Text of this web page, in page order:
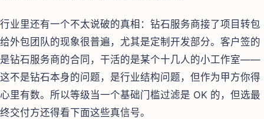
行业里还有一个不太说破的真相：钻石服务商接了项目转包
给外包团队的现象很普遍，尤其是定制开发部分。客户签的
是钻石服务商的合同，干活的是某个十几人的小工作室——
这不是钻石本身的问题，是行业结构问题，但作为甲方你得
心里有数。所以等级当一个基础门槛过滤是 OK 的，但选最
终交付方还得看下面这些真信号。